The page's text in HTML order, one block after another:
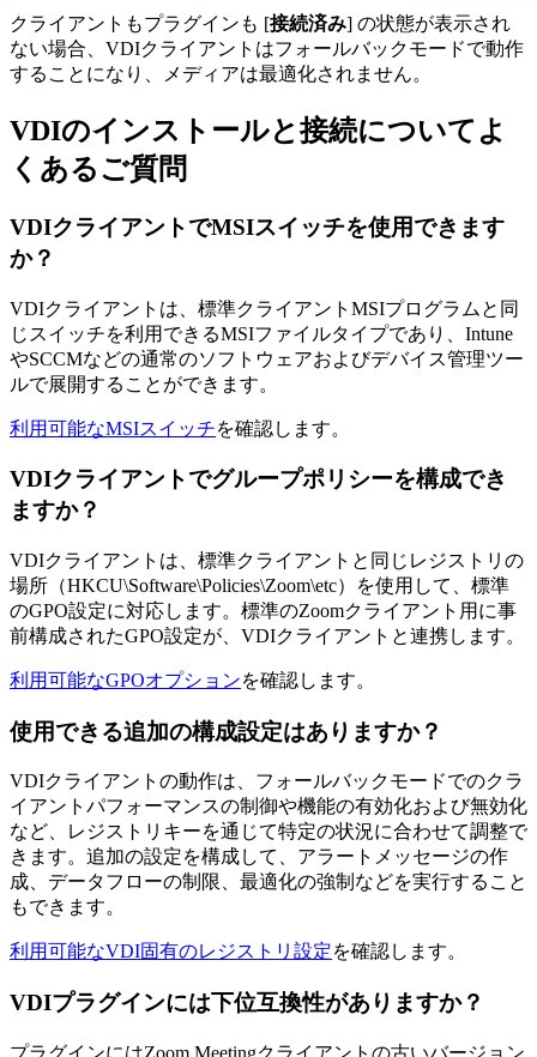
クライアントもプラグインも [接続済み] の状態が表示され
ない場合、VDIクライアントはフォールバックモードで動作
することになり、メディアは最適化されません。
VDIのインストールと接続についてよ
くあるご質問
VDIクライアントでMSIスイッチを使用できます
か？
VDIクライアントは、標準クライアントMSIプログラムと同
じスイッチを利用できるMSIファイルタイプであり、Intune
やSCCMなどの通常のソフトウェアおよびデバイス管理ツー
ルで展開することができます。
利用可能なMSIスイッチを確認します。
VDIクライアントでグループポリシーを構成でき
ますか？
VDIクライアントは、標準クライアントと同じレジストリの
場所（HKCU\Software\Policies\Zoom\etc）を使用して、標準
のGPO設定に対応します。標準のZoomクライアント用に事
前構成されたGPO設定が、VDIクライアントと連携します。
利用可能なGPOオプションを確認します。
使用できる追加の構成設定はありますか？
VDIクライアントの動作は、フォールバックモードでのクラ
イアントパフォーマンスの制御や機能の有効化および無効化
など、レジストリキーを通じて特定の状況に合わせて調整で
きます。追加の設定を構成して、アラートメッセージの作
成、データフローの制限、最適化の強制などを実行すること
もできます。
利用可能なVDI固有のレジストリ設定を確認します。
VDIプラグインには下位互換性がありますか？
プラグインにはZoom Meetingクライアントの古いバージョン